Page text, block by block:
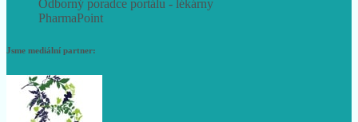
Odborný poradce portálu - lékárny
PharmaPoint
Jsme mediální partner: